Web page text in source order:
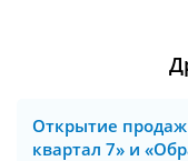
Открытие
квартал 7» и